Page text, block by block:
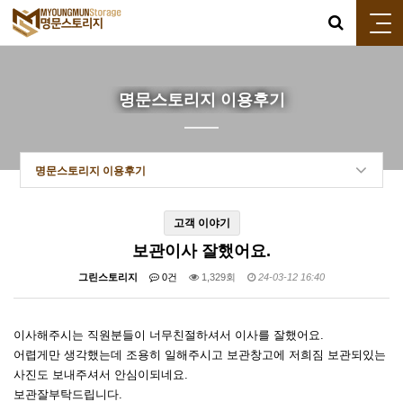
명문스토리지 이용후기
명문스토리지 이용후기
고객 이야기
보관이사 잘했어요.
그린스토리지 0건 1,329회 24-03-12 16:40
이사해주시는 직원분들이 너무친절하셔서 이사를 잘했어요.
어렵게만 생각했는데 조용히 일해주시고 보관창고에 저희짐 보관되있는
사진도 보내주셔서 안심이되네요.
보관잘부탁드립니다.